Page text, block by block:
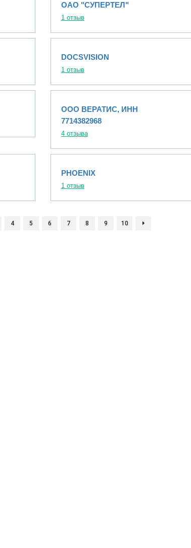
ОАО "СУПЕРТЕЛ"
1 отзыв
DOCSVISION
1 отзыв
ООО ВЕРАТИС, ИНН
7714382968
4 отзыва
PHOENIX
1 отзыв
4 5 6 7 8 9 10